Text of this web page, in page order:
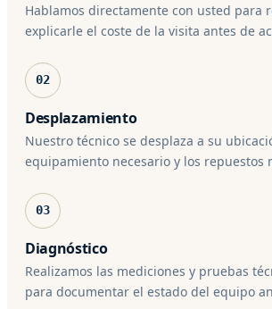
Hablamos directamente con usted para
explicarle el coste de la visita antes de
02
Desplazamiento
Nuestro técnico se desplaza a su
equipamiento necesario y los repuestos
03
Diagnóstico
Realizamos las mediciones y pruebas
para documentar el estado del equipo